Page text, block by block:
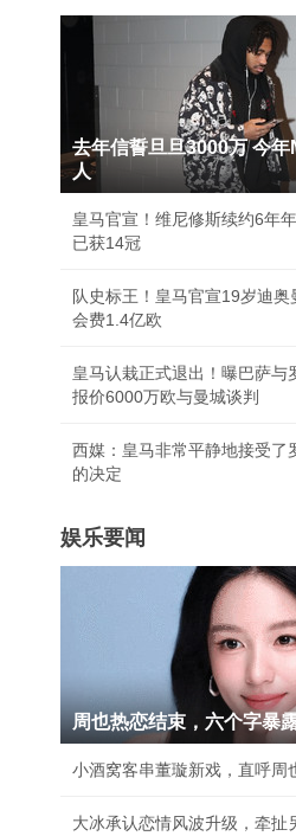
去年信誓旦旦3000万 今
人
皇马官宣！维尼修斯续约6年
已获14冠
队史标王！皇马官宣19岁迪奥
会费1.4亿欧
皇马认栽正式退出！曝巴萨与
报价6000万欧与曼城谈判
西媒：皇马非常平静地接受了
的决定
娱乐要闻
周也热恋结束，六个字暴
小酒窝客串董璇新戏，直呼周
大冰承认恋情风波升级，牵扯